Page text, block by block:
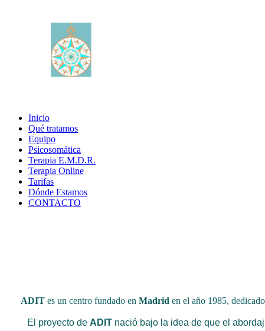
Inicio
Qué tratamos
Equipo
Psicosomática
Terapia E.M.D.R.
Terapia Online
Tarifas
Dónde Estamos
CONTACTO
ADIT es un centro fundado en Madrid en el año 1985,
El proyecto de ADIT nació bajo la idea de que el